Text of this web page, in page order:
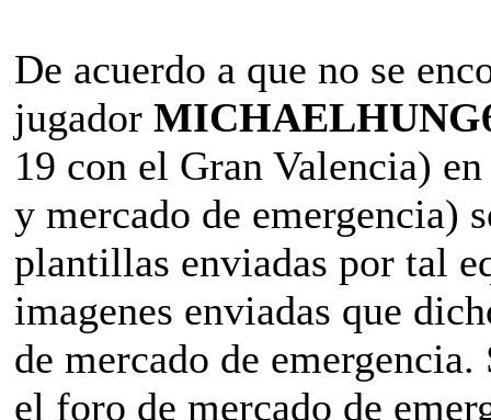
De acuerdo a que no se
jugador
19 con el Gran Valencia)
y mercado de emergencia)
plantillas enviadas por tal
imagenes enviadas que
de mercado de
el foro de mercado de